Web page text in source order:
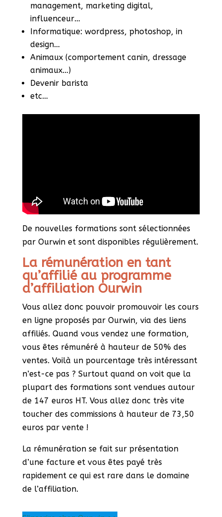
management, marketing digital,
influenceur…
Informatique: wordpress, photoshop, in
design…
Animaux (comportement canin, dressage
animaux…)
Devenir barista
etc…
De nouvelles formations sont sélectionnées
par Ourwin et sont disponibles régulièrement.
La rémunération en tant
qu’affilié au programme
d’affiliation Ourwin
Vous allez donc pouvoir promouvoir les cours
en ligne proposés par Ourwin, via des liens
affiliés. Quand vous vendez une formation,
vous êtes rémunéré à hauteur de 50% des
ventes. Voilà un pourcentage très intéressant
n’est-ce pas ? Surtout quand on voit que la
plupart des formations sont vendues autour
de 147 euros HT. Vous allez donc très vite
toucher des commissions à hauteur de 73,50
euros par vente !
La rémunération se fait sur présentation
d’une facture et vous êtes payé très
rapidement ce qui est rare dans le domaine
de l’affiliation.